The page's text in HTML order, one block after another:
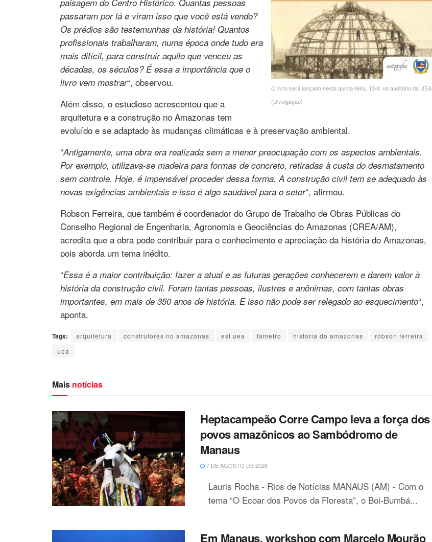
O livro será lançado nesta quinta-feira, 13/4, no auditório da UEA
(Divulgação)
paisagem do Centro Histórico. Quantas pessoas
passaram por lá e viram isso que você está vendo?
Os prédios são testemunhas da história! Quantos
profissionais trabalharam, numa época onde tudo era
mais difícil, para construir aquilo que venceu as
décadas, os séculos? É essa a importância que o
livro vem mostrar“, observou.
Além disso, o estudioso acrescentou que a
arquitetura e a construção no Amazonas tem
evoluído e se adaptado às mudanças climáticas e à preservação ambiental.
“Antigamente, uma obra era realizada sem a menor preocupação com os aspectos ambientais.
Por exemplo, utilizava-se madeira para formas de concreto, retiradas à custa do desmatamento
sem controle. Hoje, é impensável proceder dessa forma. A construção civil tem se adequado às
novas exigências ambientais e isso é algo saudável para o setor“, afirmou.
Robson Ferreira, que também é coordenador do Grupo de Trabalho de Obras Públicas do
Conselho Regional de Engenharia, Agronomia e Geociências do Amazonas (CREA/AM),
acredita que a obra pode contribuir para o conhecimento e apreciação da história do Amazonas,
pois aborda um tema inédito.
“Essa é a maior contribuição: fazer a atual e as futuras gerações conhecerem e darem valor à
história da construção civil. Foram tantas pessoas, ilustres e anônimas, com tantas obras
importantes, em mais de 350 anos de história. E isso não pode ser relegado ao esquecimento“,
aponta.
Tags: arquitetura construtores no amazonas est uea fametro historia do amazonas
robson ferreira
uea
Mais notícias
Heptacampeão Corre Campo leva a força dos
povos amazônicos ao Sambódromo de
Manaus
7 DE AGOSTO DE 2026
Lauris Rocha - Rios de Notícias MANAUS (AM) - Com o
tema “O Ecoar dos Povos da Floresta”, o Boi-Bumbá...
Em Manaus, workshop com Marcelo Mourão